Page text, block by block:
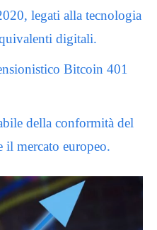
legati alla tecnologia
digitali.
Bitcoin 401
della conformità del
il mercato europeo.